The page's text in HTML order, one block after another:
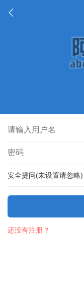
安全提问(未设置请忽略)
还没有注册？